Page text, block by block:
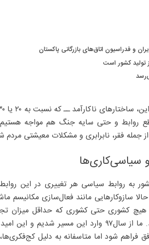
و فدراسیون اتاق‌های بازرگانی پاکستان
روابط و حتی سایه جنگ هم مواجه
جمله فقر، نابرابری و مشکلات معیشتی مردم
سیاسی‌کاری‌ها
به روابط سیاسی هر تغییری در این
سازوکارهایی مانند فعال‌سازی مکانیسم
هیچ کشوری حتی کشوری که حداقل میزان
تحریم شدید و مداوم را تحمل کند. ما از سال‌۹۷
فراهم شود اما متاسفانه به دلیل